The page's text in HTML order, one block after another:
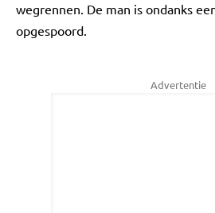
wegrennen. De man is ondanks
opgespoord.
Advertentie